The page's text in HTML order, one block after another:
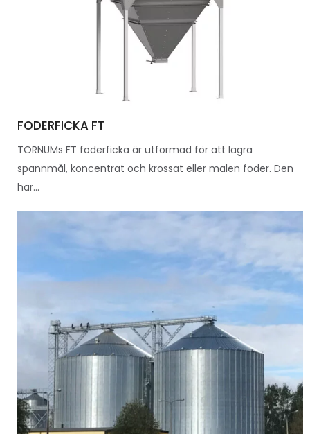
FODERFICKA FT
TORNUMs FT foderficka är utformad för att lagra
spannmål, koncentrat och krossat eller malen foder. Den
har...